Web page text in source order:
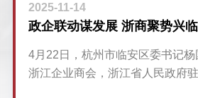
推动高校人才培养与产业需求的
育现代化、服务新型工业化建设
和技术保障。
2025-11-14
4月22日，杭州市临安区委书记
浙江企业商会，浙江省人民政府